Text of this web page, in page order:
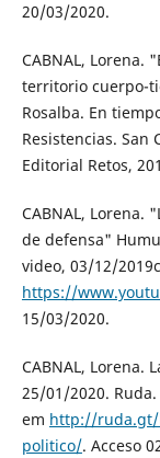
20/03/2020.
CABNAL, Lorena.
territorio cuerpo-
Rosalba. En
Resistencias. San
Editorial Retos,
CABNAL, Lorena.
de defensa"
video, 03/12/
https://
15/03/2020.
CABNAL, Lorena.
25/01/2020.
em http://ruda.gt/
politico/. Acceso